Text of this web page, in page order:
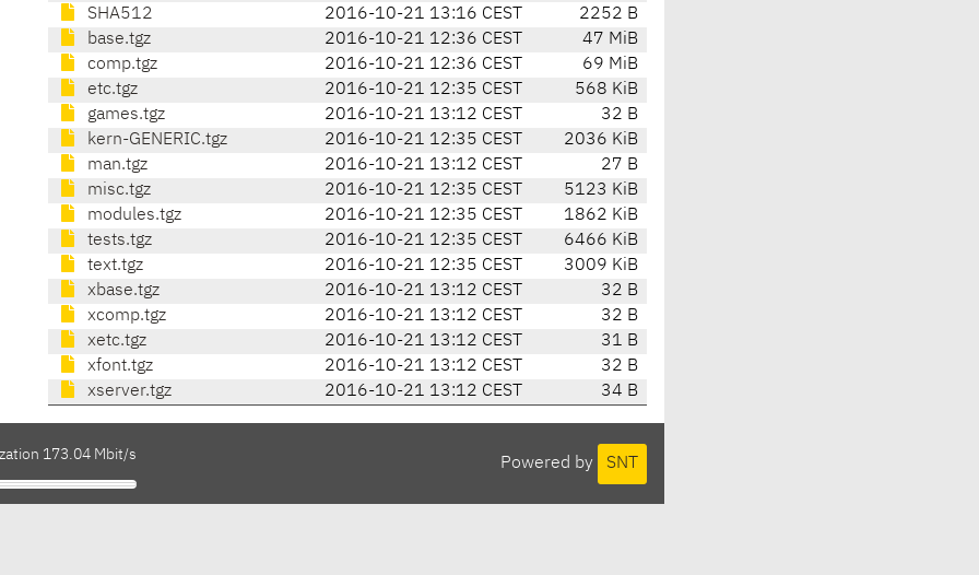
SHA512
2016-10-21 13:16 CEST
2252 B
base.tgz
2016-10-21 12:36 CEST
47 MiB
comp.tgz
2016-10-21 12:36 CEST
69 MiB
etc.tgz
2016-10-21 12:35 CEST
568 KiB
games.tgz
2016-10-21 13:12 CEST
32 B
kern-GENERIC.tgz
2016-10-21 12:35 CEST
2036 KiB
man.tgz
2016-10-21 13:12 CEST
27 B
misc.tgz
2016-10-21 12:35 CEST
5123 KiB
modules.tgz
2016-10-21 12:35 CEST
1862 KiB
tests.tgz
2016-10-21 12:35 CEST
6466 KiB
text.tgz
2016-10-21 12:35 CEST
3009 KiB
xbase.tgz
2016-10-21 13:12 CEST
32 B
xcomp.tgz
2016-10-21 13:12 CEST
32 B
xetc.tgz
2016-10-21 13:12 CEST
31 B
xfont.tgz
2016-10-21 13:12 CEST
32 B
xserver.tgz
2016-10-21 13:12 CEST 34 B
Powered by SNT
173.04 Mbit/s